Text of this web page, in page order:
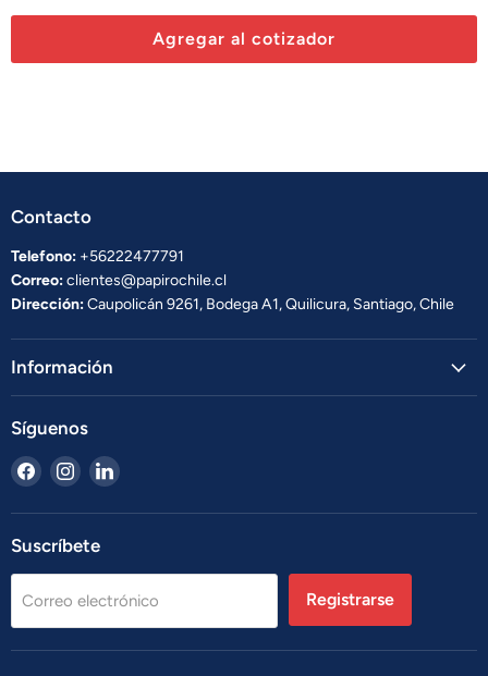
Agregar al cotizador
Contacto
Telefono: +56222477791
Correo:clientes@papirochile.cl
Dirección:Caupolicán 9261, Bodega A1, Quilicura, Santiago, Chile
Información
Síguenos
Encuéntrenos
en
Facebook
Encuéntrenos
en
Instagram
Encuéntrenos
LinkedIn
Suscríbete
Correo electrónico Registrarse